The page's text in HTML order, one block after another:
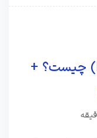
ارز دیجیتال مونرو (Monero) چیست؟ +